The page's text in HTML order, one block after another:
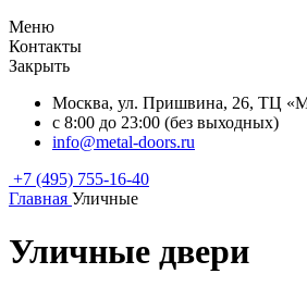
Меню
Контакты
Закрыть
Москва, ул. Пришвина, 26, ТЦ
с 8:00 до 23:00 (без выходных)
info@metal-doors.ru
+7 (495) 755-16-40
Главная Уличные
Уличные двери